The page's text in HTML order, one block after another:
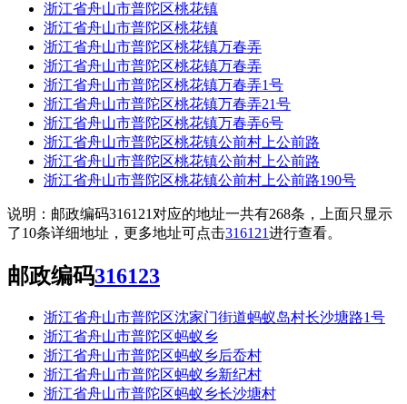
浙江省舟山市普陀区桃花镇
浙江省舟山市普陀区桃花镇
浙江省舟山市普陀区桃花镇万春弄
浙江省舟山市普陀区桃花镇万春弄
浙江省舟山市普陀区桃花镇万春弄1号
浙江省舟山市普陀区桃花镇万春弄21号
浙江省舟山市普陀区桃花镇万春弄6号
浙江省舟山市普陀区桃花镇公前村上公前路
浙江省舟山市普陀区桃花镇公前村上公前路
浙江省舟山市普陀区桃花镇公前村上公前路190号
说明：邮政编码316121对应的地址一共有268条，上面只显示
了10条详细地址，更多地址可点击316121进行查看。
邮政编码316123
浙江省舟山市普陀区沈家门街道蚂蚁岛村长沙塘路1号
浙江省舟山市普陀区蚂蚁乡
浙江省舟山市普陀区蚂蚁乡后岙村
浙江省舟山市普陀区蚂蚁乡新纪村
浙江省舟山市普陀区蚂蚁乡长沙塘村